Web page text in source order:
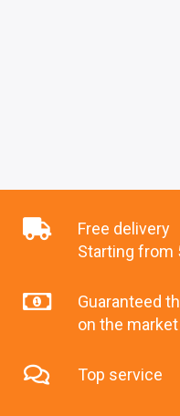
Free delivery
Starting from
Guaranteed
on the market
Top service